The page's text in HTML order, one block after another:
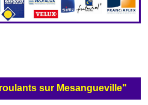
sur Mesangueville"